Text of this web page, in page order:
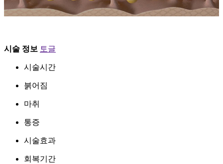
시술 정보 토글
시술시간
붉어짐
마취
통증
시술효과
회복기간